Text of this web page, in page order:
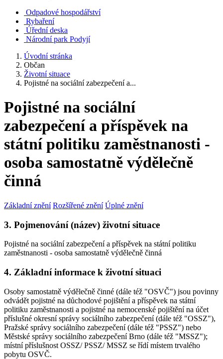
Odpadové hospodářství
Rybaření
Úřední deska
Národní park Podyjí
Úvodní stránka
Občan
Životní situace
Pojistné na sociální zabezpečení a...
Pojistné na sociální
zabezpečení a příspěvek na
státní politiku zaměstnanosti -
osoba samostatně výdělečně
činná
Základní znění Rozšířené znění Úplné znění
3. Pojmenování (název) životní situace
Pojistné na sociální zabezpečení a příspěvek na státní politiku
zaměstnanosti - osoba samostatně výdělečně činná
4. Základní informace k životní situaci
Osoby samostatně výdělečně činné (dále též "OSVČ") jsou povinny
odvádět pojistné na důchodové pojištění a příspěvek na státní
politiku zaměstnanosti a pojistné na nemocenské pojištění na účet
příslušné okresní správy sociálního zabezpečení (dále též "OSSZ"),
Pražské správy sociálního zabezpečení (dále též "PSSZ") nebo
Městské správy sociálního zabezpečení Brno (dále též "MSSZ");
místní příslušnost OSSZ/ PSSZ/ MSSZ se řídí místem trvalého
pobytu OSVČ.